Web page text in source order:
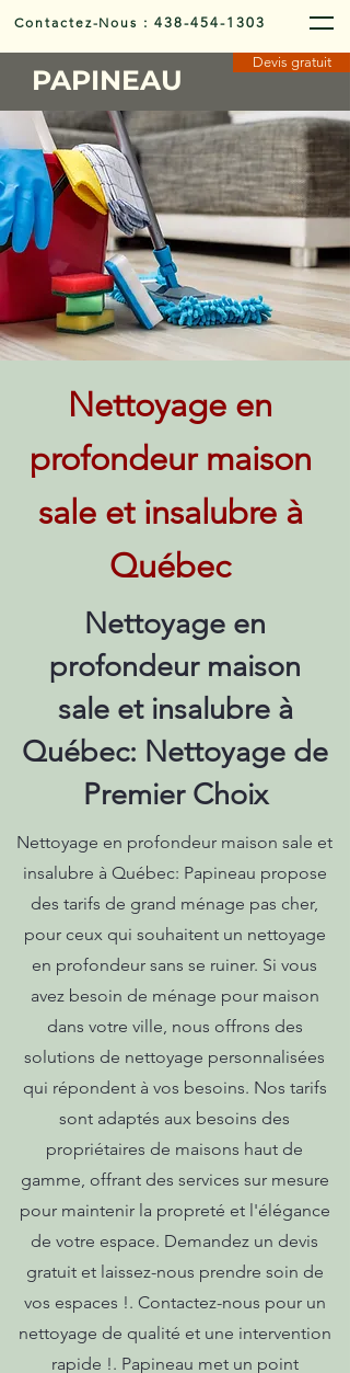
Contactez-Nous :438-454-1303
PAPINEAU
Devis gratuit
Nettoyage en
profondeur maison
sale et insalubre à
Québec
Nettoyage en
profondeur maison
sale et insalubre à
Québec: Nettoyage de
Premier Choix
Nettoyage en profondeur maison sale et
insalubre à Québec: Papineau propose
des tarifs de grand ménage pas cher,
pour ceux qui souhaitent un nettoyage
en profondeur sans se ruiner. Si vous
avez besoin de ménage pour maison
dans votre ville, nous offrons des
solutions de nettoyage personnalisées
qui répondent à vos besoins. Nos tarifs
sont adaptés aux besoins des
propriétaires de maisons haut de
gamme, offrant des services sur mesure
pour maintenir la propreté et l'élégance
de votre espace. Demandez un devis
gratuit et laissez-nous prendre soin de
vos espaces !. Contactez-nous pour un
nettoyage de qualité et une intervention
rapide !. Papineau met un point